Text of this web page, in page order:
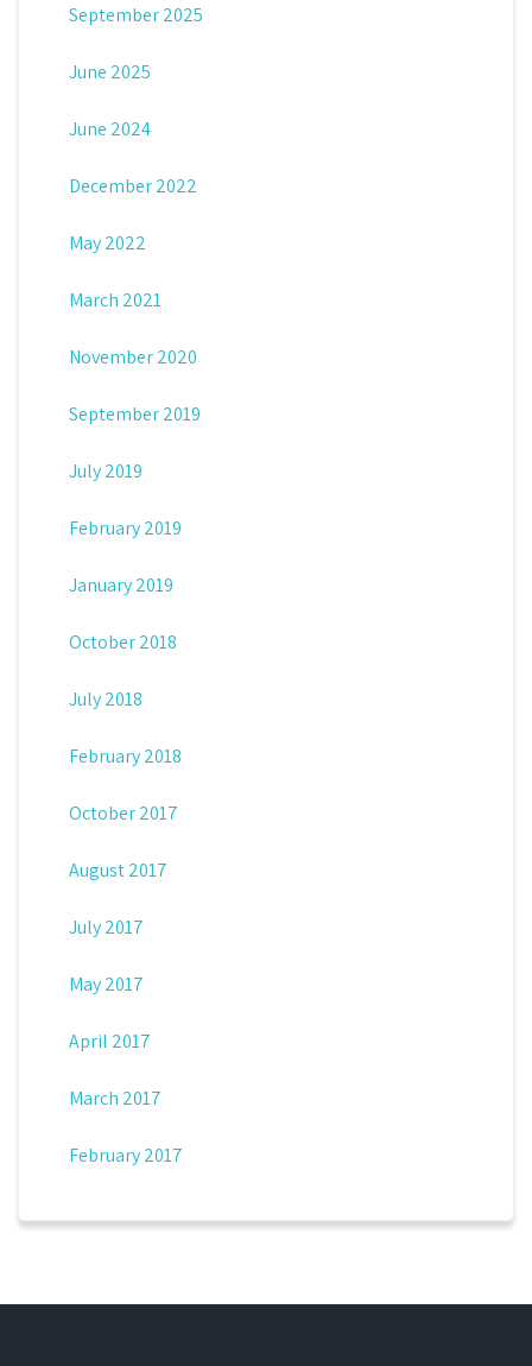
September 2025
June 2025
June 2024
December 2022
May 2022
March 2021
November 2020
September 2019
July 2019
February 2019
January 2019
October 2018
July 2018
February 2018
October 2017
August 2017
July 2017
May 2017
April 2017
March 2017
February 2017